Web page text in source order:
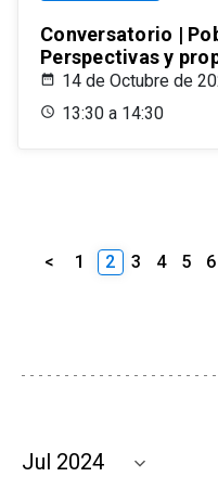
Conversatorio |
Perspectivas y
14 de Octubre de
13:30 a 14:30
< 1 2 3 4 5 6